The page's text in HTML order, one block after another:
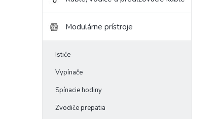
Modulárne prístroje
Ističe
Vypínače
Spínacie hodiny
Zvodiče prepätia